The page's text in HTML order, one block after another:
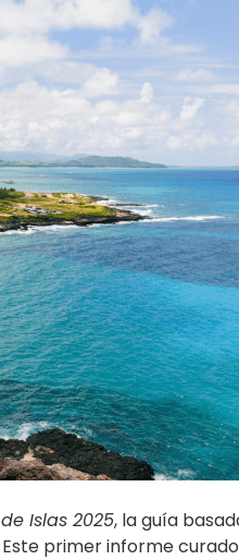
Islas 2025, la guía
primer informe